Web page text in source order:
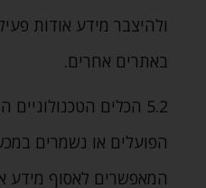
ולהיצבר מידע אודות
באתרים אחרים.
5.2 הכלים
הפועלים או נשמרים
המאפשרים לאסוף מידע